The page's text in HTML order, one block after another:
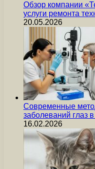
Обзор компании
услуги ремонта
20.05.2026
Современные
заболеваний глаз
16.02.2026